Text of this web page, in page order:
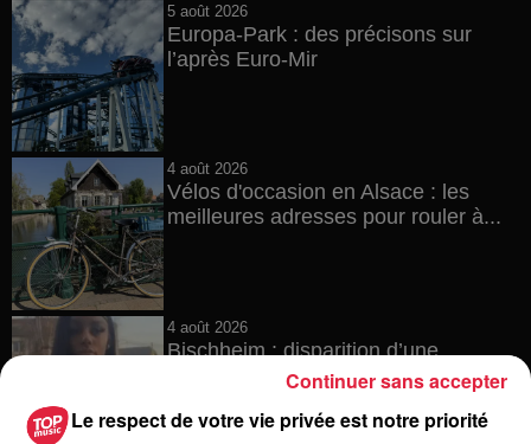
5 août 2026
Europa-Park : des précisons sur
l’après Euro-Mir
4 août 2026
Vélos d'occasion en Alsace : les
meilleures adresses pour rouler à...
4 août 2026
Bischheim : disparition d’une
adolescente de 16 ans
Le respect de votre vie privée est notre priorité
Continuer sans accepter